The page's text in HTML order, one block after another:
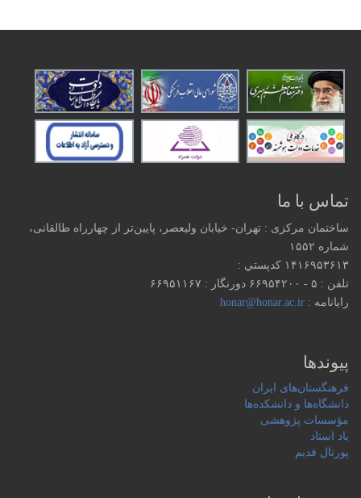
تماس با ما
ساختمان مرکزی : تهران- خیابان ولیعصر، پایین‌تر از چهارراه طالقانی،
شماره ۱۵۵۲
۱۴۱۶۹۵۳۶۱۳ كدپستي :
تلفن : ۵ - ۶۶۹۵۴۲۰۰ دورنگار : ۶۶۹۵۱۱۶۷
رایانامه :honar@honar.ac.ir
پیوندها
فرهنگستان‌های ایران
دانشگاه‌ها و دانشکده‌ها
مؤسسات پژوهشی
یاد استاد
پورتال قدیم